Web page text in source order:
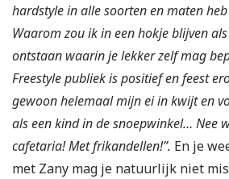
hardstyle in alle soorten en maten
Waarom zou ik in een hokje blijven
ontstaan waarin je lekker zelf mag
Freestyle publiek is positief en feest
gewoon helemaal mijn ei in kwijt en
als een kind in de snoepwinkel… Nee
cafetaria! Met frikandellen!”. En je
met Zany mag je natuurlijk niet